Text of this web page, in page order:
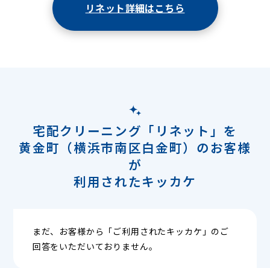
リネット詳細はこちら
宅配クリーニング「リネット」を
黄金町（横浜市南区白金町）のお客様
が
利用されたキッカケ
まだ、お客様から「ご利用されたキッカケ」のご
回答をいただいておりません。